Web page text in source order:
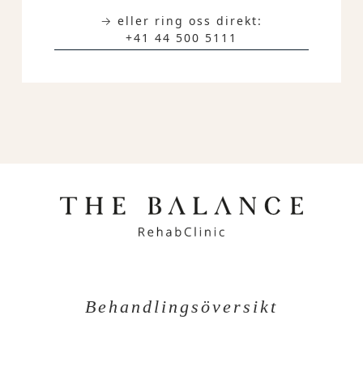
→ eller ring oss direkt:
+41 44 500 5111
Behandlingsöversikt